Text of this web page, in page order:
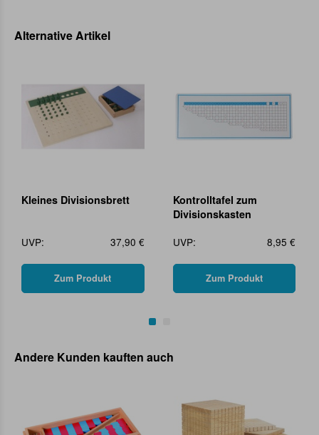
Alternative Artikel
Kleines Divisionsbrett
UVP: 37,90 €
Zum Produkt
Kontrolltafel zum
Divisionskasten
UVP:
8,95 €
Zum Produkt
Andere Kunden kauften auch